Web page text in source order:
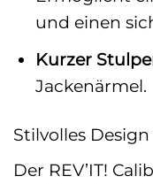
und einen
Kurzer
Jackenärmel.
Stilvolles
Der REV’IT!